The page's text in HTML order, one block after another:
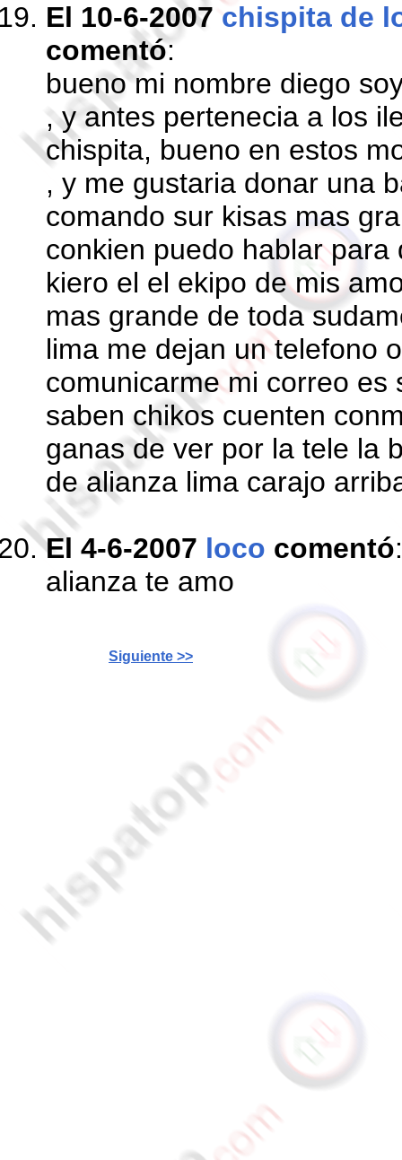
El 10-6-2007 chispita de
comentó:
bueno mi nombre diego
, y antes pertenecia a los
chispita, bueno en estos
, y me gustaria donar una
comando sur kisas mas
conkien puedo hablar
kiero el el ekipo de mis
mas grande de toda
lima me dejan un telefono
comunicarme mi correo es
saben chikos cuenten
ganas de ver por la tele la
de alianza lima carajo
El 4-6-2007 loco comentó:
alianza te amo
Siguiente >>